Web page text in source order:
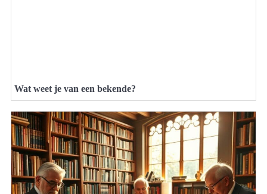
Wat weet je van een bekende?